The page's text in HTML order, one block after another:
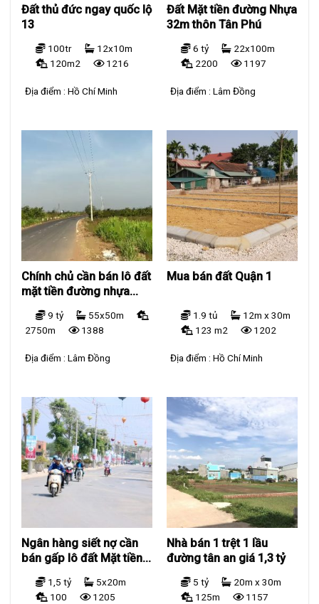
Đất thủ đức ngay quốc lộ
13
100tr
12x10m
120m2
1216
Địa điểm : Hồ Chí Minh
Đất Mặt tiền đường Nhựa
32m thôn Tân Phú
6 tỷ
22x100m
2200
1197
Địa điểm : Lâm Đồng
Chính chủ cần bán lô đất
mặt tiền đường nhựa
thông liên huyện từ Tân
Hội Qua Đa Me
9 tỷ
55x50m
2750m
1388
Địa điểm : Lâm Đồng
Mua bán đất Quận 1
1.9 tủ
12m x 30m
123 m2
1202
Địa điểm : Hồ Chí Minh
Ngân hàng siết nợ cần
bán gấp lô đất Mặt tiền
đường Quốc Lộ 50 giá
1,5 tỷ1,5 tỷ
5x20m
100
1205
Nhà bán 1 trệt 1 lầu
đường tân an giá 1,3 tỷ
5 tỷ
20m x 30m
125m
1157